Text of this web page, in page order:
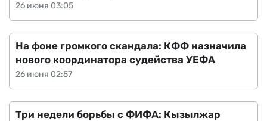
26 июня 03:05
26 июня 02:57
На фоне громкого скандала: КФФ назначила
нового координатора судейства УЕФА
Три недели борьбы с ФИФА: Кызылжар